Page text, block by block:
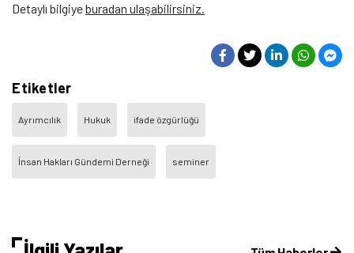
Detaylı bilgiyeburadan ulaşabilirsiniz.
Etiketler
Ayrımcılık Hukuk ifade özgürlüğü
İnsan Hakları Gündemi Derneği seminer